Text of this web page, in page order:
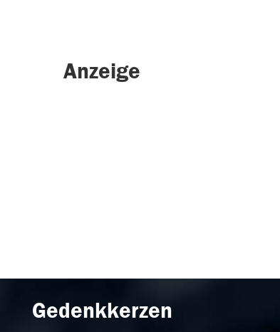
Anzeige
Gedenkkerzen